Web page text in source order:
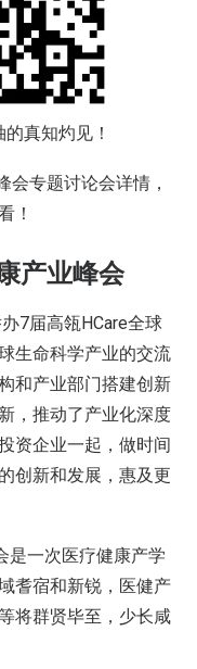
真知灼见！
会专题讨论会详情，
！
产业峰会
7届高瓴HCare全球
生命科学产业的交流
和产业部门搭建创新
，推动了产业化深度
资企业一起，做时间
创新和发展，惠及更
是一次医疗健康产学
耆宿和新锐，医健产
将群贤毕至，少长咸